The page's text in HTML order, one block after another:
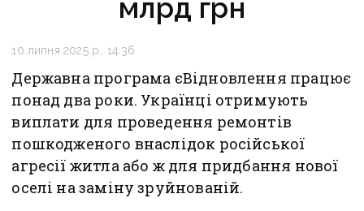
млрд грн
10 липня 2025 р., 14:36
Державна програма єВідновлення працює
понад два роки. Українці отримують
виплати для проведення ремонтів
пошкодженого внаслідок російської
агресії житла або ж для придбання нової
оселі на заміну зруйнованій.